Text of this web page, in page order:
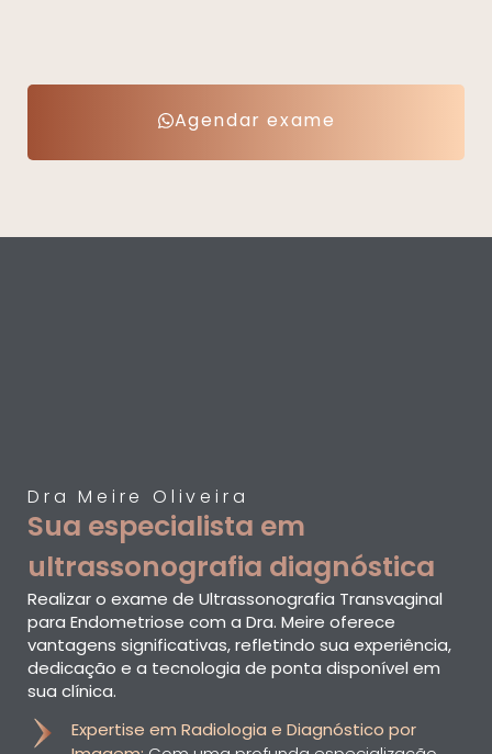
Agendar exame
Dra Meire Oliveira
Sua especialista em
ultrassonografia diagnóstica
Realizar o exame de Ultrassonografia Transvaginal
para Endometriose com a Dra. Meire oferece
vantagens significativas, refletindo sua experiência,
dedicação e a tecnologia de ponta disponível em
sua clínica.
Expertise em Radiologia e Diagnóstico por